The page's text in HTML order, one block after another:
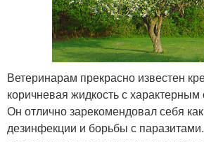
Ветеринарам прекрасно известен
коричневая жидкость с
Он отлично зарекомендовал себя
дезинфекции и борьбы с